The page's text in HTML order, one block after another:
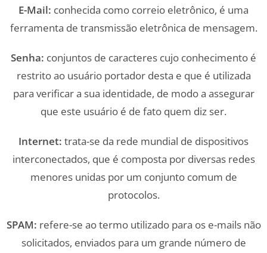
E-Mail: conhecida como correio eletrônico, é uma
ferramenta de transmissão eletrônica de mensagem.
Senha: conjuntos de caracteres cujo conhecimento é
restrito ao usuário portador desta e que é utilizada
para verificar a sua identidade, de modo a assegurar
que este usuário é de fato quem diz ser.
Internet: trata-se da rede mundial de dispositivos
interconectados, que é composta por diversas redes
menores unidas por um conjunto comum de
protocolos.
SPAM: refere-se ao termo utilizado para os e-mails não
solicitados, enviados para um grande número de